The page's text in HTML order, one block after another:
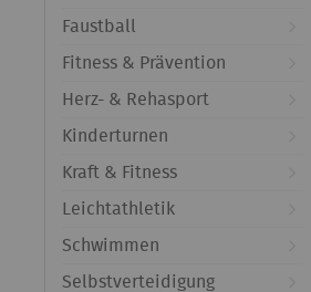
Faustball
Fitness & Prävention
Herz- & Rehasport
Kinderturnen
Kraft & Fitness
Leichtathletik
Schwimmen
Selbstverteidigung